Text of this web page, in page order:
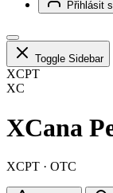
Přihlásit
Toggle Sidebar
XCPT
XC
XCana
XCPT · OTC